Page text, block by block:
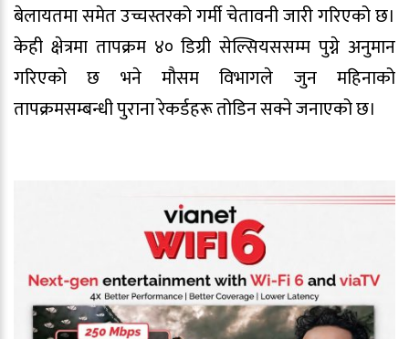
बेलायतमा समेत उच्चस्तरको गर्मी चेतावनी जारी गरिएको छ।
केही क्षेत्रमा तापक्रम ४० डिग्री सेल्सियससम्म पुग्ने अनुमान
गरिएको छ भने मौसम विभागले जुन महिनाको
तापक्रमसम्बन्धी पुराना रेकर्डहरू तोडिन सक्ने जनाएको छ।